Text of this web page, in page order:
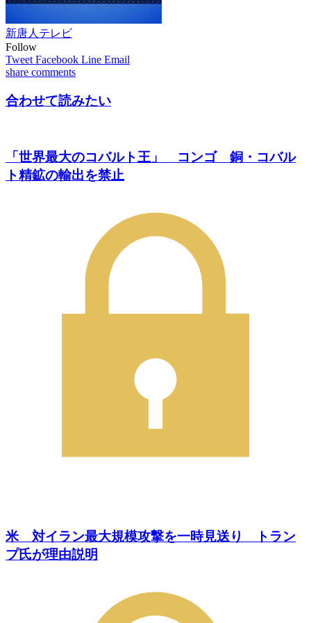
新唐人テレビ
Follow
Tweet Facebook Line Email
share comments
合わせて読みたい
「世界最大のコバルト王」 コンゴ 銅・コバル
ト精鉱の輸出を禁止
米 対イラン最大規模攻撃を一時見送り トラン
プ氏が理由説明